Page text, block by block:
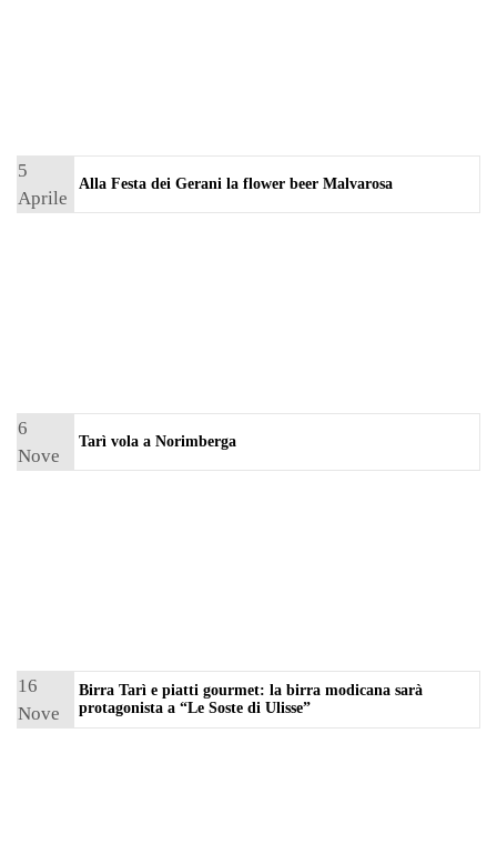
Alla Festa dei Gerani la flower beer Malvarosa
5
Aprile
Tarì vola a Norimberga
6
Nove
Birra Tarì e piatti gourmet: la birra modicana sarà
protagonista a “Le Soste di Ulisse”
16
Nove